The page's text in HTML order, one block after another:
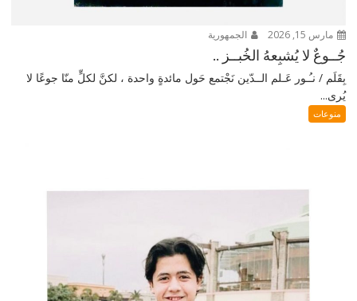
مارس 15, 2026 الجمهورية
جُــوعٌ لا يُشبِعهُ الخُبــز ..
بِقَلَم / نـُـور عَـلم الــدّين نَجْتمع حَول مائدةٍ واحدة ، لكنَّ لكلٍّ منّا جوعًا لا
يُرى...
منوعات